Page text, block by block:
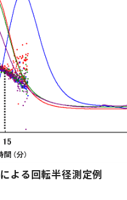
による回転半径測定例